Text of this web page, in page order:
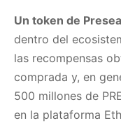
Un token de
dentro del
las recompensas
comprada y, en
500 millones de
en la plataforma